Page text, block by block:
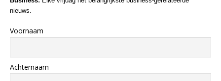
nieuws.
Voornaam
Achternaam